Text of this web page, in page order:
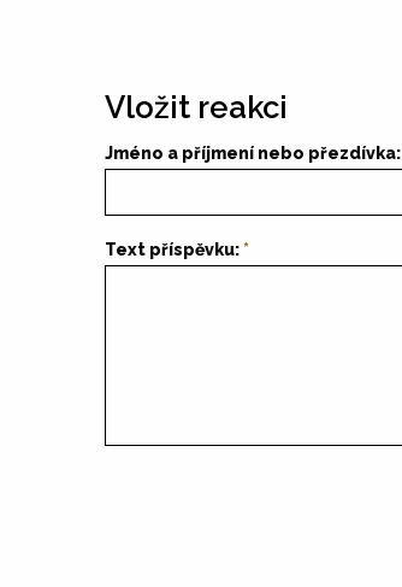
Vložit reakci
Jméno a příjmení nebo přezdívka:
Text příspěvku: